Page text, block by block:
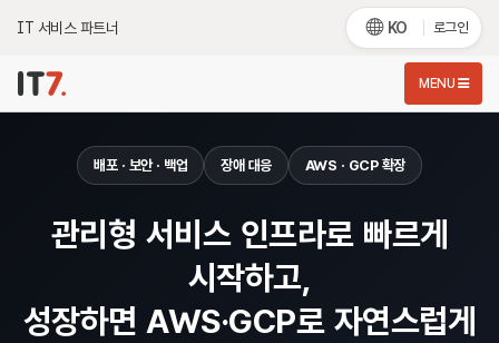
IT 서비스 파트너 KO 로그인
MENU
배포 · 보안 · 백업 장애 대응 AWS · GCP 확장
관리형 서비스 인프라로 빠르게
시작하고,
성장하면 AWS·GCP로 자연스럽게